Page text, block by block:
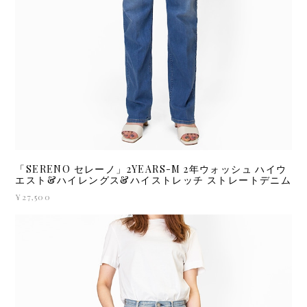
「SERENO セレーノ」2YEARS-M 2年ウォッシュ ハイウ
エスト&ハイレングス&ハイストレッチ ストレートデニム
¥27,500